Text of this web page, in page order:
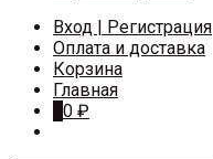
Вход | Регистрация
Оплата и доставка
Корзина
Главная
0 ₽